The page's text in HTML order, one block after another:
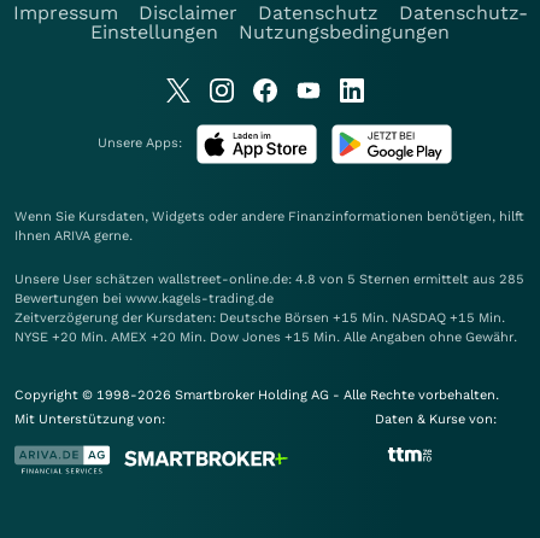
Impressum
Disclaimer Datenschutz
Datenschutz-
Einstellungen
Nutzungsbedingungen
Unsere Apps:
Wenn Sie Kursdaten, Widgets oder andere Finanzinformationen benötigen, hilft
Ihnen ARIVA gerne.
Unsere User schätzen wallstreet-online.de: 4.8 von 5 Sternen ermittelt aus 285
Bewertungen bei www.kagels-trading.de
Zeitverzögerung der Kursdaten: Deutsche Börsen +15 Min. NASDAQ +15 Min.
NYSE +20 Min. AMEX +20 Min. Dow Jones +15 Min. Alle Angaben ohne Gewähr.
Copyright © 1998-2026 Smartbroker Holding AG - Alle Rechte vorbehalten.
Mit Unterstützung von:
Daten & Kurse von: